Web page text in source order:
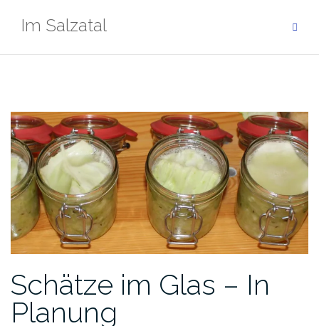
InhaltIm Salzatal
Schätze im Glas – In
Planung